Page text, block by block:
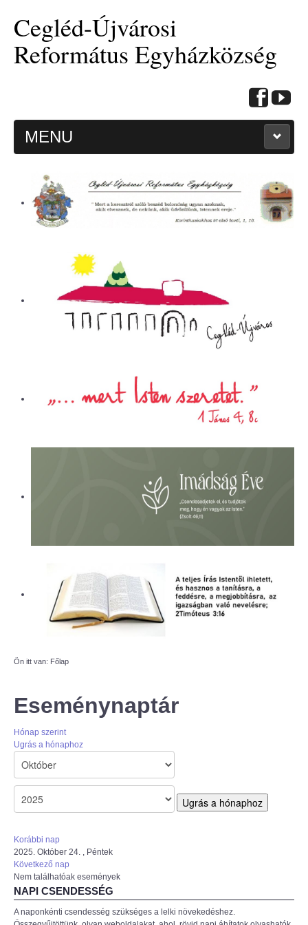
Cegléd-Újvárosi
Református Egyházközség
MENU
KEZDŐOLDAL
HITMÉLYÍTŐ CIKKEK
ALKALMAINK
ÜGYINTÉZÉS
ELÉRHETŐSÉG
EVANGÉLIZÁCIÓS SOROZATOK
KÓRHÁZLELKÉSZI SZOLGÁLAT
CEGLÉDI REFORMÁTUS ÁLTALÁNOS
ISKOLA ÉS ÓVODA
SZERETETSZOLGÁLAT
ISKOLAGYÜMÖLCS PÁLYÁZAT
"KŐRÖSTETÉTLENI ÚJ TORNATEREM
ÉPÍTÉSE" PÁLYÁZAT
Ön itt van: Főlap
Eseménynaptár
Hónap szerint
Ugrás a hónaphoz
Ugrás a hónaphoz
Korábbi nap
2025. Október 24. , Péntek
Következő nap
Nem találhatóak események
NAPI CSENDESSÉG
A naponkénti csendesség szükséges a lelki növekedéshez.